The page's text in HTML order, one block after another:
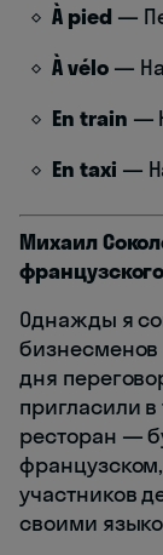
À pied —
À vélo— На
En train —
En taxi —
Михаил
Однажды я
дня
пригласили
ресторан —
участников
своими